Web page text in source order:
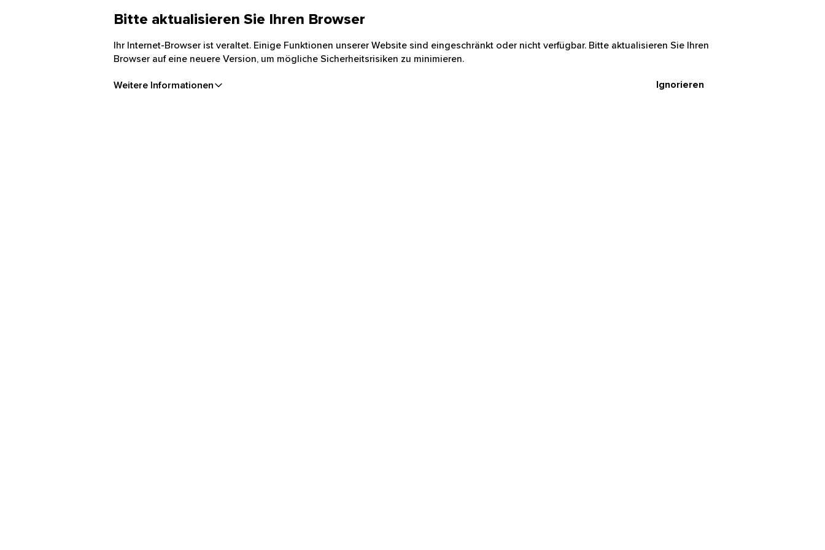
Bitte aktualisieren Sie Ihren Browser
Ihr Internet-Browser ist veraltet. Einige Funktionen unserer Website sind eingeschränkt oder nicht verfügbar. Bitte aktualisieren Sie Ihren
Browser auf eine neuere Version, um mögliche Sicherheitsrisiken zu minimieren.
Weitere Informationen Ignorieren